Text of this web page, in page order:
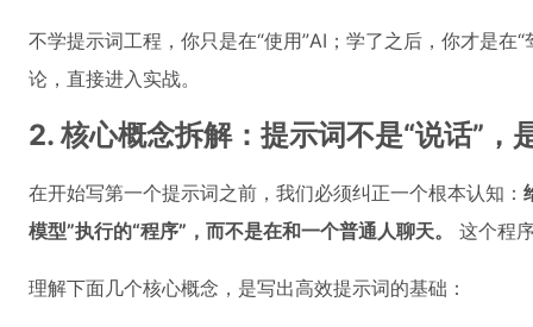
不学提示词工程，你只是在“使用”AI；学了之后，你才是在
论，直接进入实战。
2. 核心概念拆解：提示词不是“说话”，
在开始写第一个提示词之前，我们必须纠正一个根本认知：
模型”执行的“程序”，而不是在和一个普通人聊天。
这个程
理解下面几个核心概念，是写出高效提示词的基础：